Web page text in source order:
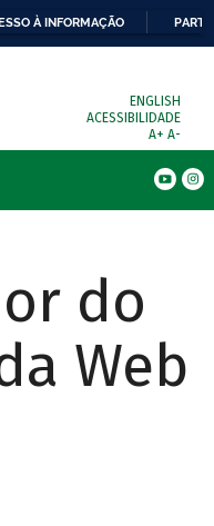
À INFORMAÇÃO
ENGLISH
ACESSIBILIDADE
A+ A-
do
Web